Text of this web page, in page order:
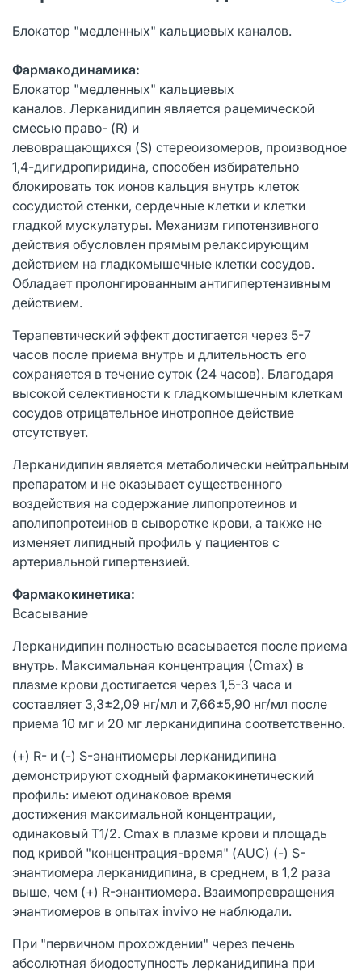
Блокатор "медленных" кальциевых каналов.
Фармакодинамика:
Блокатор "медленных" кальциевых
каналов. Лерканидипин является рацемической
смесью право- (R) и
левовращающихся (S) стереоизомеров, производное
1,4-дигидропиридина, способен избирательно
блокировать ток ионов кальция внутрь клеток
сосудистой стенки, сердечные клетки и клетки
гладкой мускулатуры. Механизм гипотензивного
действия обусловлен прямым релаксирующим
действием на гладкомышечные клетки сосудов.
Обладает пролонгированным антигипертензивным
действием.
Терапевтический эффект достигается через 5-7
часов после приема внутрь и длительность его
сохраняется в течение суток (24 часов). Благодаря
высокой селективности к гладкомышечным клеткам
сосудов отрицательное инотропное действие
отсутствует.
Лерканидипин является метаболически нейтральным
препаратом и не оказывает существенного
воздействия на содержание липопротеинов и
аполипопротеинов в сыворотке крови, а также не
изменяет липидный профиль у пациентов с
артериальной гипертензией.
Фармакокинетика:
Всасывание
Лерканидипин полностью всасывается после приема
внутрь. Максимальная концентрация (Сmах) в
плазме крови достигается через 1,5-3 часа и
составляет 3,3±2,09 нг/мл и 7,66±5,90 нг/мл после
приема 10 мг и 20 мг лерканидипина соответственно.
(+) R- и (-) S-энантиомеры лерканидипина
демонстрируют сходный фармакокинетический
профиль: имеют одинаковое время
достижения максимальной концентрации,
одинаковый T1/2. Cmax в плазме крови и площадь
под кривой "концентрация-время" (AUC) (-) S-
энантиомера лерканидипина, в среднем, в 1,2 раза
выше, чем (+) R-энантиомера. Взаимопревращения
энантиомеров в опытах invivo не наблюдали.
При "первичном прохождении" через печень
абсолютная биодоступность лерканидипина при